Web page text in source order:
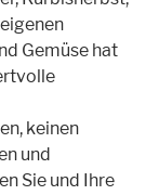
Gemüse hat
keinen
und
Sie und Ihre